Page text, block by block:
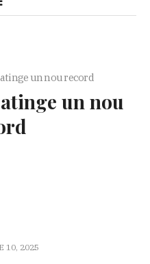
un nou record
un nou
10, 2025